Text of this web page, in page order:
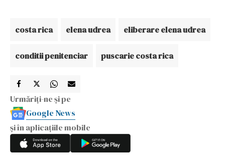
costa rica elena udrea eliberare elena udrea
conditii penitenciar puscarie costa rica
Urmăriți-ne și pe
Google News
și în aplicațiile mobile